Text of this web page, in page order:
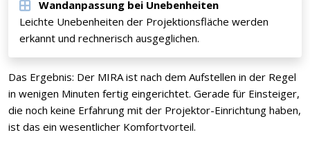
Wandanpassung bei Unebenheiten
Leichte Unebenheiten der Projektionsfläche werden
erkannt und rechnerisch ausgeglichen.
Das Ergebnis: Der MIRA ist nach dem Aufstellen in der Regel
in wenigen Minuten fertig eingerichtet. Gerade für Einsteiger,
die noch keine Erfahrung mit der Projektor-Einrichtung haben,
ist das ein wesentlicher Komfortvorteil.